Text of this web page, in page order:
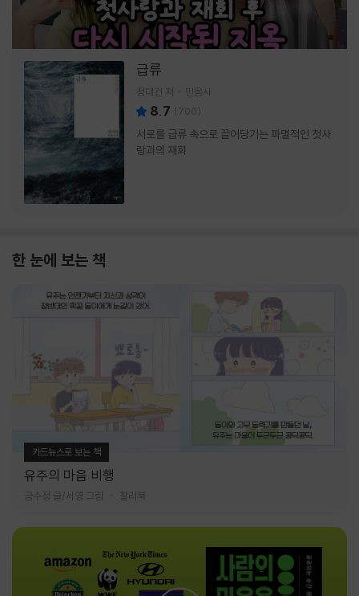
급류
정대건 저 민음사
8.7 (700)
서로를 급류 속으로 끌어당기는 파멸적인 첫사
랑과의 재회
한 눈에 보는 책
카드뉴스로 보는 책
유주의 마음 비행
금수정 글/서영 그림 찰리북